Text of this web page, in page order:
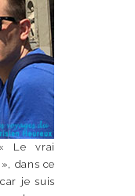
Le vrai
dans ce
je suis